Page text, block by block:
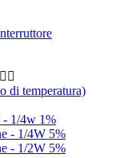
di temperatura)
- 1/4w 1%
- 1/4W 5%
- 1/2W 5%